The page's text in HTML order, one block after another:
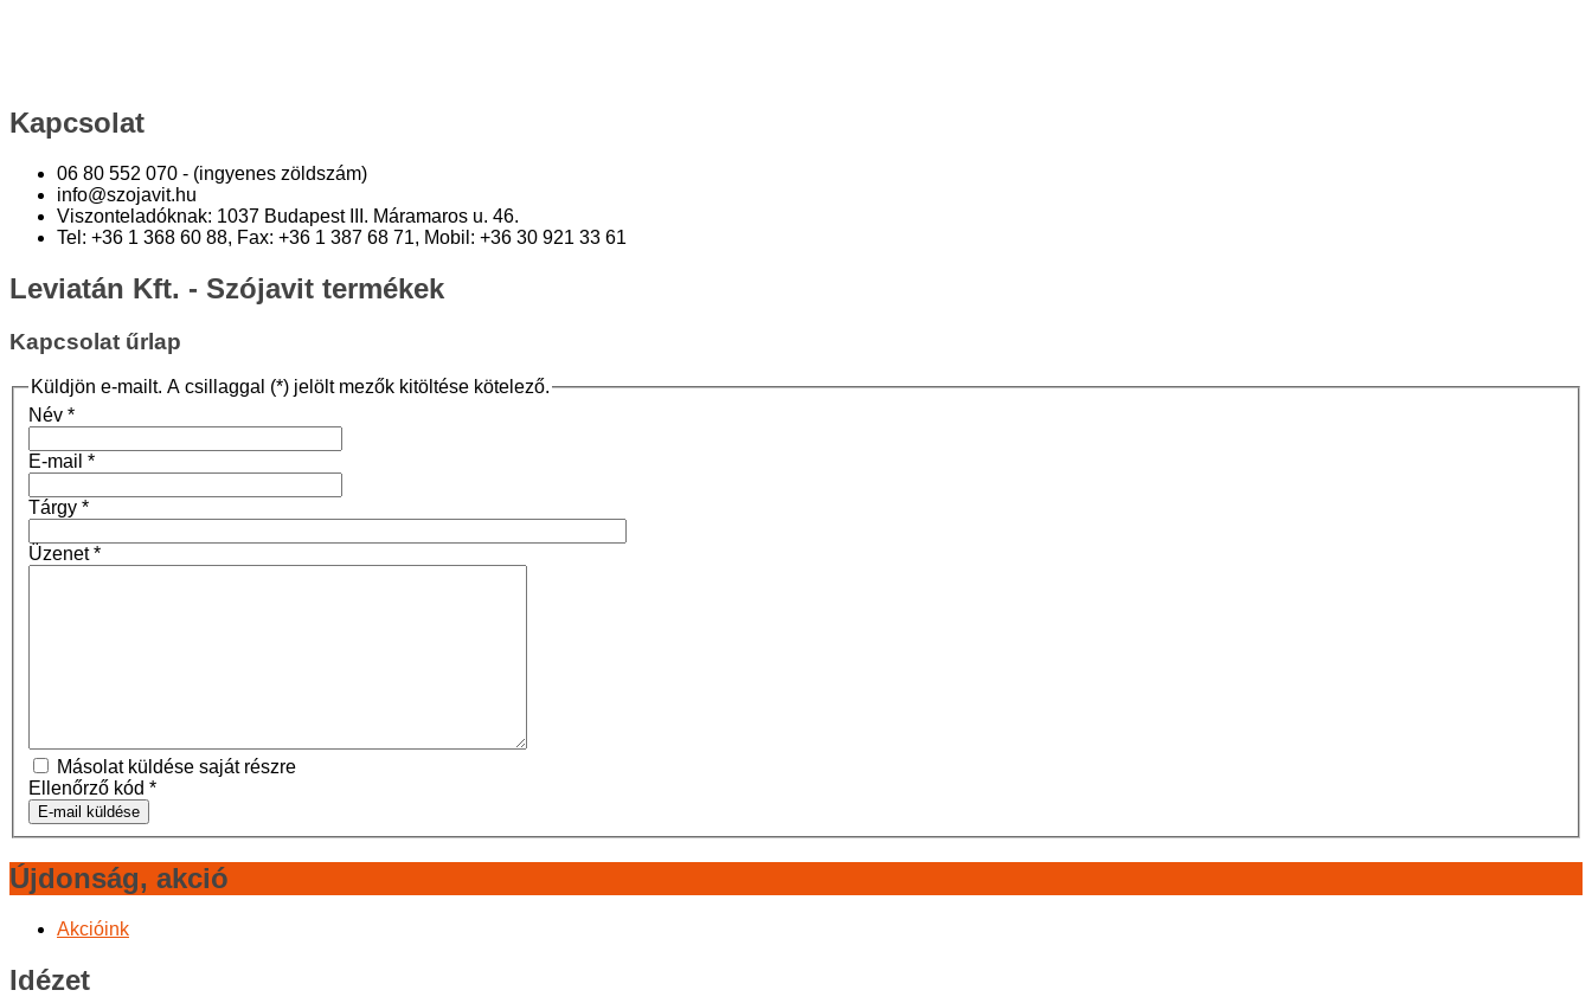
Kapcsolat
06 80 552 070 - (ingyenes zöldszám)
info@szojavit.hu
Viszonteladóknak: 1037 Budapest III. Máramaros u. 46.
Tel: +36 1 368 60 88, Fax: +36 1 387 68 71, Mobil: +36 30 921 33 61
Leviatán Kft. - Szójavit termékek
Kapcsolat űrlap
Küldjön e-mailt. A csillaggal (*) jelölt mezők kitöltése kötelező.
Név *
E-mail *
Tárgy *
Üzenet*
Másolat küldése saját részre
Ellenőrző kód *
E-mail küldése
Újdonság, akció
Akcióink
Idézet